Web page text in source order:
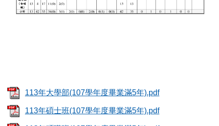
113年大學部(107學年度畢業滿5年).pdf
113年碩士班(107學年度畢業滿5年).pdf